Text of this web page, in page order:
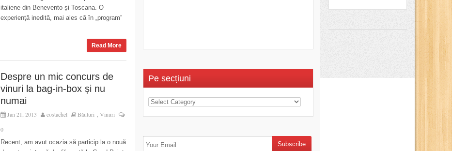
italiene din Benevento și Toscana. O
experiență inedită, mai ales că în „program”
Read More
Despre un mic concurs de
vinuri la bag-in-box și nu
numai
Jan 21, 2013 costachel Băuturi , Vinuri
0
Recent, am avut ocazia să particip la o nouă
Pe secțiuni